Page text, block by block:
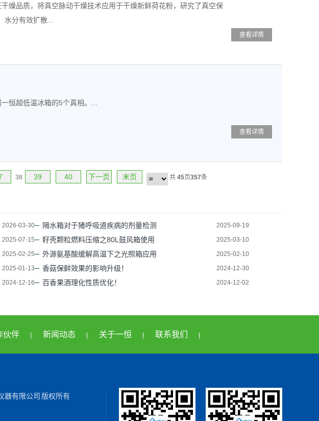
查看详情
干燥品质，将真空脉动干燥技术应用于干燥新鲜荷花粉，研究了真空保
分有效扩散...
查看详情
恒超低温冰箱的5个真相。...
38 39 40 下一页 末页 共 45页357条
2026-03-30 2025-09-19
隔水箱对于猪呼吸道疾病的剂量检测
2025-07-15 2025-03-10
籽壳颗粒燃料压缩之80L鼓风箱使用
2025-02-25 2025-02-10
外源氨基酸缓解高温下之光照箱应用
2025-01-13 2024-12-30
香菇保鲜效果的影响升级！
2024-12-16 2024-12-02
百香果酒理化性质优化！
伙伴 新闻动态 关于一恒 联系我们
器有限公司 版权所有